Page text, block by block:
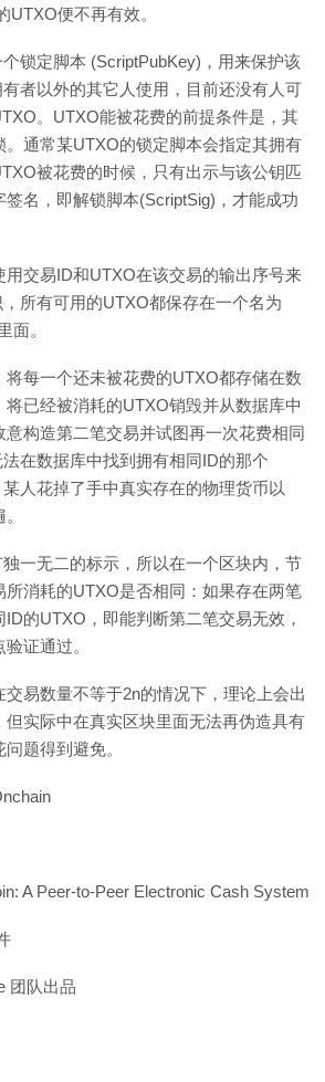
UTXO便不再有效。
锁定脚本 (ScriptPubKey)，用来保护该
者以外的其它人使用，目前还没有人可
。UTXO能被花费的前提条件是，其
通常某UTXO的锁定脚本会指定其拥有
被花费的时候，只有出示与该公钥匹
名，即解锁脚本(ScriptSig)，才能成功
交易ID和UTXO在该交易的输出序号来
所有可用的UTXO都保存在一个名为
面。
每一个还未被花费的UTXO都存储在数
已经被消耗的UTXO销毁并从数据库中
构造第二笔交易并试图再一次花费相同
在数据库中找到拥有相同ID的那个
人花掉了手中真实存在的物理货币以
一无二的标示，所以在一个区块内，节
所消耗的UTXO是否相同：如果存在两笔
的UTXO，即能判断第二笔交易无效，
证通过。
易数量不等于2n的情况下，理论上会出
实际中在真实区块里面无法再伪造具有
题得到避免。
A Peer-to-Peer Electronic Cash System
团队出品